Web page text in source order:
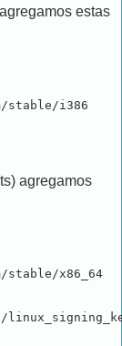
estas
stable/i386
agregamos
x86_64